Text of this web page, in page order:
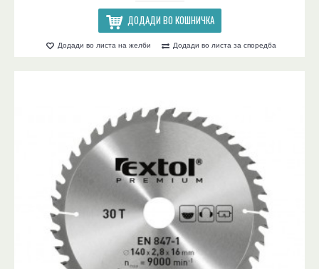
ДОДАДИ ВО КОШНИЧКА
Додади во листа на желби Додади во листа за споредба